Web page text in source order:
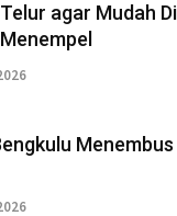
agar Mudah